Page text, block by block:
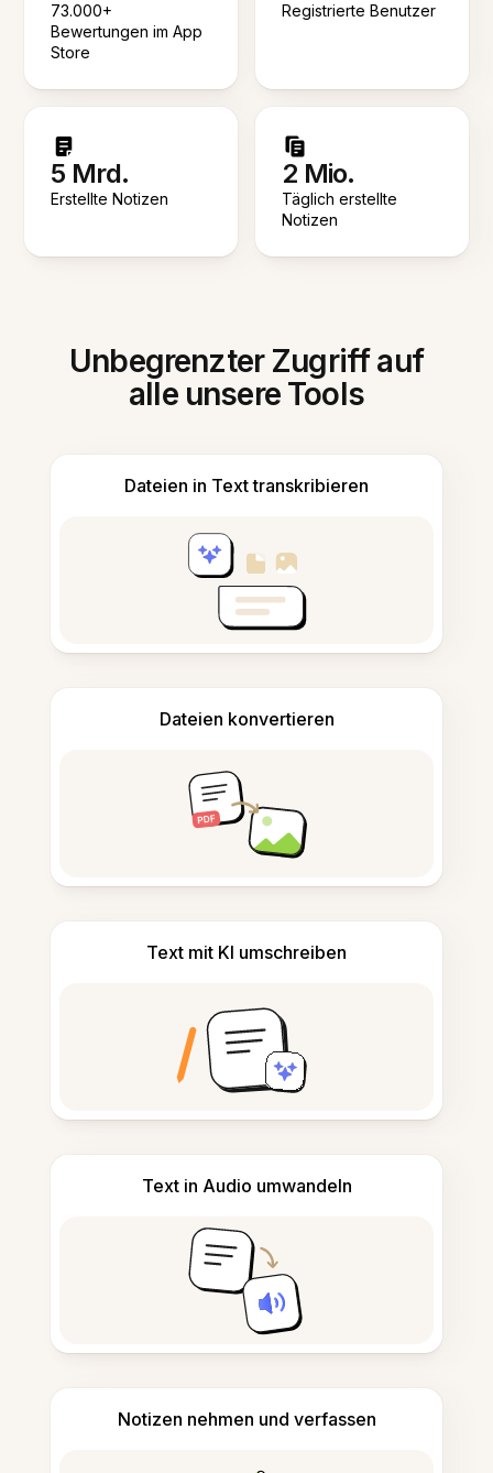
73.000+
Bewertungen im App
Store
Registrierte Benutzer
5 Mrd.
Erstellte Notizen
2 Mio.
Täglich erstellte
Notizen
Unbegrenzter Zugriff auf
alle unsere Tools
Dateien in Text transkribieren
Dateien konvertieren
Text mit KI umschreiben
Text in Audio umwandeln
Notizen nehmen und verfassen